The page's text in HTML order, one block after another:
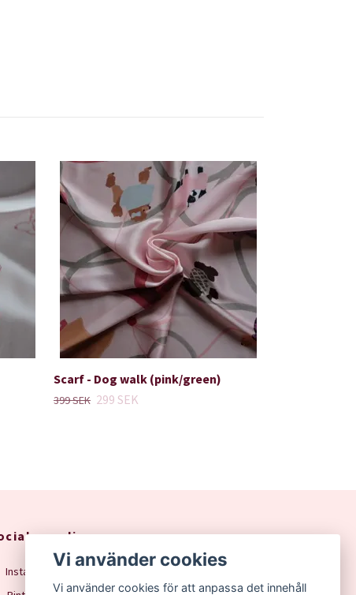
Scarf - Dog walk (pink/green)
399 SEK 299 SEK
medier
Instagram
Vi använder cookies
Vi använder cookies för att anpassa det innehåll